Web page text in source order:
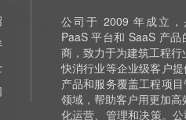
公司于 2009 年成立
PaaS 平台和 SaaS 产
商，致力于为建筑工程行
快消行业等企业级客户
产品和服务覆盖工程项
领域，帮助客户用更加高
化运营、管理和决策。